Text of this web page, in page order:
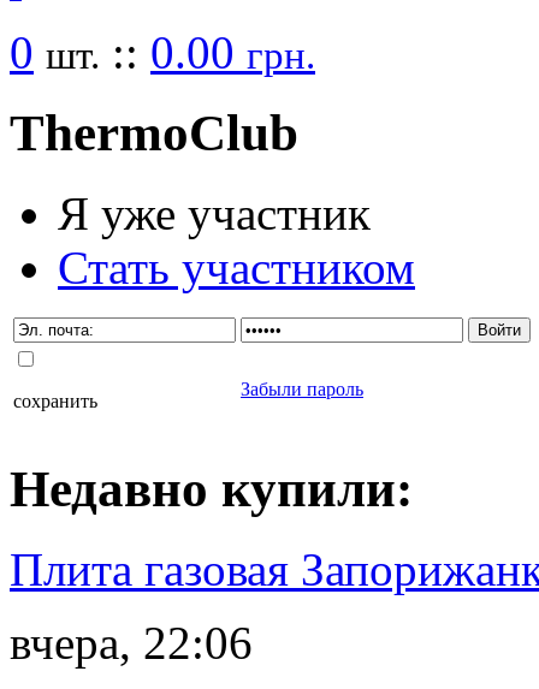
0 шт. :: 0.00 грн.
ThermoClub
Я уже участник
Стать участником
сохранить
Забыли пароль
Недавно купили:
Плита газовая
вчера, 22:06